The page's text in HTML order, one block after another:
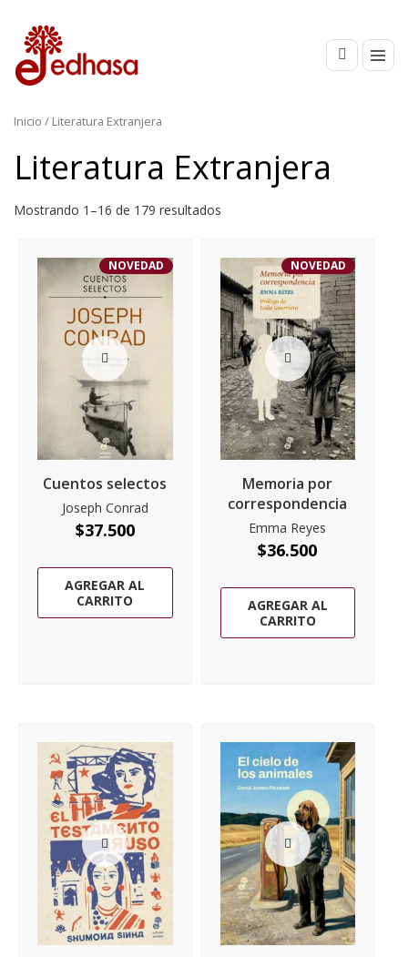
Inicio / Literatura Extranjera
Literatura Extranjera
Mostrando 1–16 de 179 resultados
NOVEDAD
Cuentos selectos
Joseph Conrad
$37.500
AGREGAR AL
CARRITO
NOVEDAD
Memoria por
correspondencia
Emma Reyes
$36.500
AGREGAR AL
CARRITO